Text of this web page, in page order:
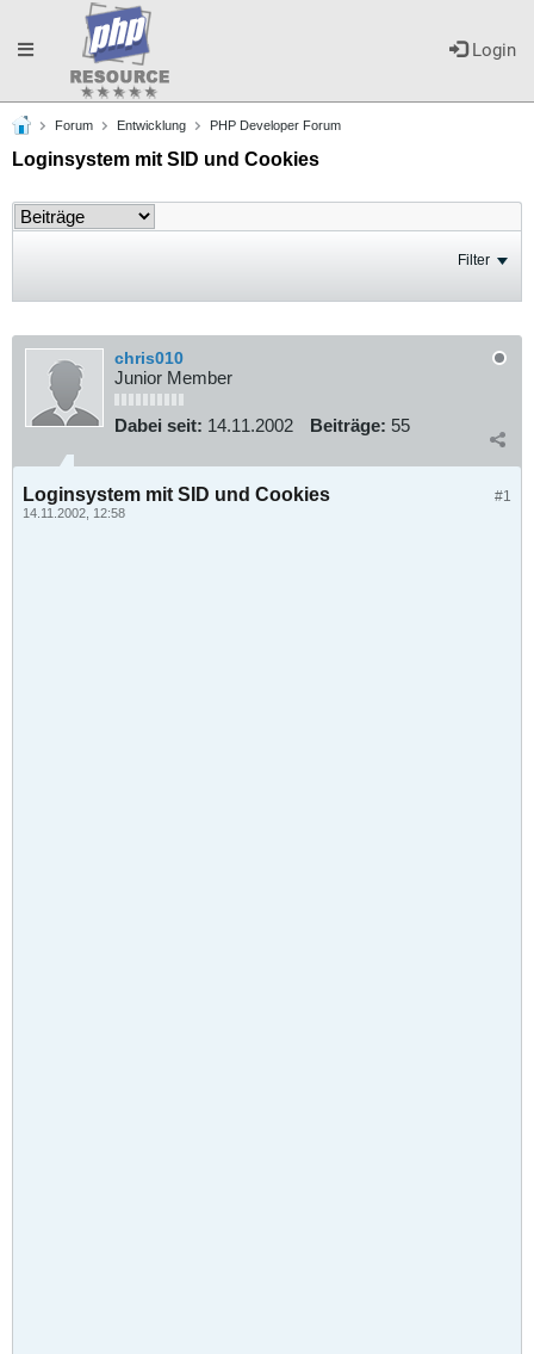
Login
Toggle
navigation
Forum Entwicklung PHP Developer Forum
Loginsystem mit SID und Cookies
Filter
chris010
Junior Member
Dabei seit: 14.11.2002 Beiträge: 55
#1
Loginsystem mit SID und Cookies
14.11.2002, 12:58